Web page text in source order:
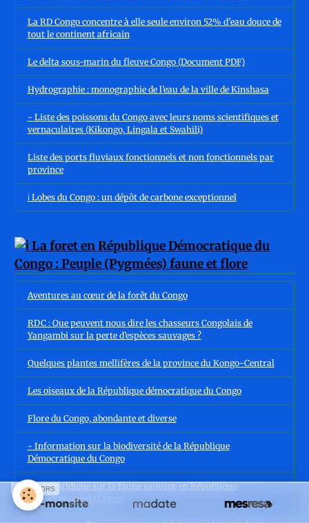
La RD Congo concentre à elle seule environ 52% d'eau douce de
tout le continent africain
Le delta sous-marin du fleuve Congo (Document PDF)
Hydrographie : monographie de l’eau de la ville de Kinshasa
- Liste des poissons du Congo avec leurs noms scientifiques et
vernaculaires (Kikongo, Lingala et Swahili)
Liste des ports fluviaux fonctionnels et non fonctionnels par
province
ℹ️ Lobes du Congo : un dépôt de carbone exceptionnel
Aventures au cœur de la forêt du Congo
RDC : Que peuvent nous dire les chasseurs Congolais de
Yangambi sur la perte d’espèces sauvages ?
Quelques plantes mellifères de la province du Kongo-Central
Les oiseaux de la République démocratique du Congo
Flore du Congo, abondante et diverse
- Information sur la biodiversité de la République
Démocratique du Congo
Guide juridique sur la faune sauvage en République
démocratique du Congo
SPONSORS